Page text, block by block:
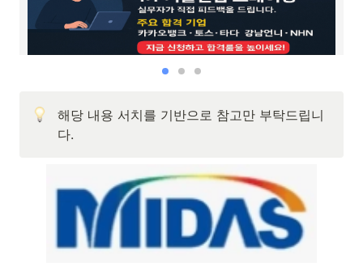
해당 내용 서치를 기반으로 참고만 부탁드립니
다.